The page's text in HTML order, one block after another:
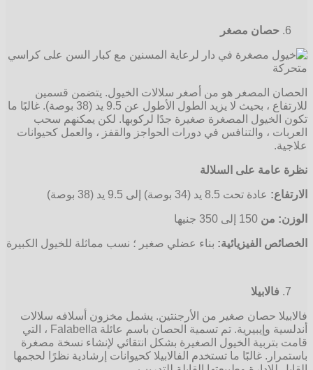
حصان مصغر
الحصان المصغر هو من أصغر سلالات الخيول. يتضمن قسمين
للارتفاع ، بحيث لا يزيد الطول الأطول عن 9.5 يد (38 بوصة). غالبًا ما
تكون الخيول المصغرة صغيرة جدًا لركوبها. لكن يمكنهم سحب
العربات ، والتنافس في دورات الحواجز والقفز ، والعمل كحيوانات
علاجية.
نظرة عامة على السلالة
الارتفاع: عادة تحت 8.5 يد (34 بوصة) إلى 9.5 يد (38 بوصة)
الوزن: من
الخصائص الفيزيائية: بناء عضلي صغير ؛ نسب مماثلة للخيول الكبيرة
فالابيلا
فالابيلا حصان صغير من الأرجنتين. يشمل مخزون أسلافه سلالات
أندلسية وإيبيرية. تم تسمية الحصان باسم عائلة Falabella ، التي
قامت بتربية الخيول الصغيرة بشكل انتقائي لإنشاء نسخة مصغرة
باستمرار. غالبًا ما تستخدم الفالابيلا كحيوانات إرشادية نظرًا لحجمها